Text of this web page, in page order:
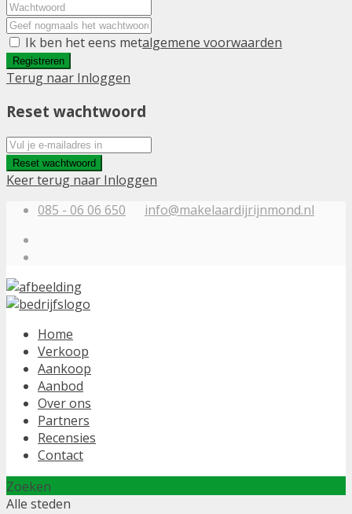
Ik ben het eens metalgemene voorwaarden
Registreren
Terug naar Inloggen
Reset wachtwoord
Reset wachtwoord
Keer terug naar Inloggen
085 - 06 06 650
info@makelaardijrijnmond.nl
Home
Verkoop
Aankoop
Aanbod
Over ons
Partners
Recensies
Contact
Zoeken
Alle steden